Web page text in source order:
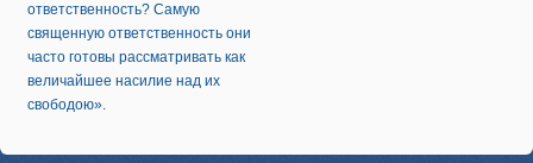
ответственность? Самую
священную ответственность они
часто готовы рассматривать как
величайшее насилие над их
свободою».